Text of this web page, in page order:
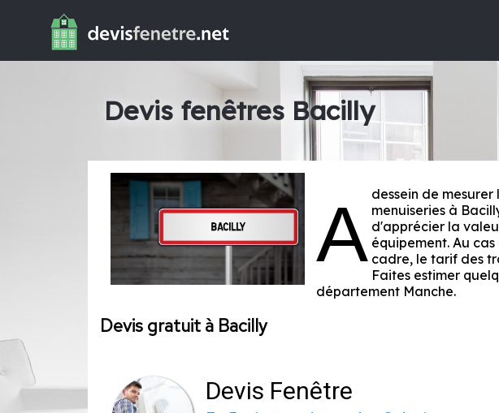
Devis fenêtres Bacilly
A dessein de
menuiseries à
d'apprécier la
équipement. Au
cadre, le tarif des
Faites estimer
département Manche.
Devis gratuit à Bacilly
Devis Fenêtre